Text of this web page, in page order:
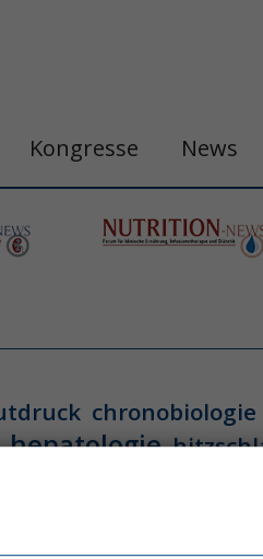
Kongresse News
chronobiologie
hepatologie